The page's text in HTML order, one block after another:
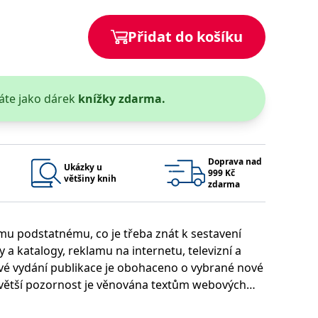
Přidat do košíku
jako dárek knížky zdarma.
Ukázky u
většiny knih
Doprava nad
999 Kč
zdarma
podstatnému, co je třeba znát k sestavení
katalogy, reklamu na internetu, televizní a
vydání publikace je obohaceno o vybrané nové
pozornost je věnována textům webových
komunikacích se zaměřením na
soubory cookie návštěvníků. Je nutné, aby banner cookie
k udržování proměnných relací uživatelů. Obvykle se
příkladem je udržování přihlášeného stavu uživatele
možné podávat platné zprávy o používání jejich
stránku a slouží k počítání a sledování zobrazení
médiích. Může také shromažďovat informace o
stránky.
správného vzhledu dialogových oken.
Vyprší
Popis
1 rok
### Luigisbox???